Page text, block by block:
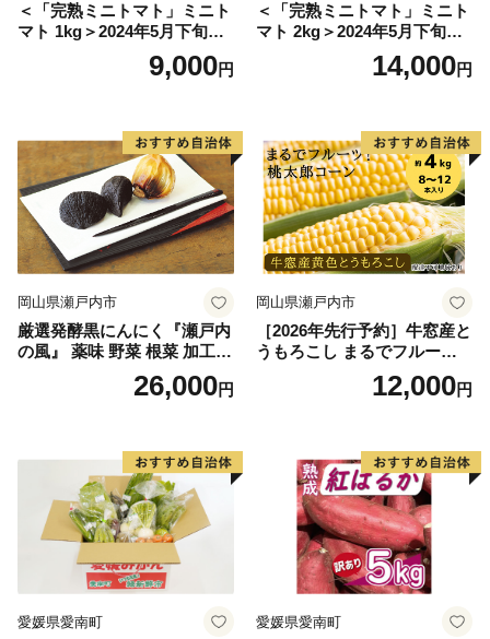
＜「完熟ミニトマト」ミニト
マト 1kg＞2024年5月下旬迄
に順次出荷 野菜ソムリエサ
ミット アルル・リリカ共に
県 高鍋町産 産地直送 有機肥
料使用 高糖度 西森農園
9,000円
＜「完熟ミニトマト」ミニト
マト 2kg＞2024年5月下旬迄
に順次出荷 野菜ソムリエサ
ミット アルル・リリカ共に
県 高鍋町産 産地直送 有機肥
料使用 高糖度 西森農園
14,000円
岡山県瀬戸内市
厳選発酵黒にんにく『瀬戸内
の風』 薬味 野菜 根菜 加工食
26,000円
岡山県瀬戸内市
［2026年先行予約］牛窓産と
うもろこし まるでフルー
ツ！最高糖度25度超え 生で
甘い、茹でて美味い！ 黄色
12,000円
愛媛県愛南町 愛媛県愛南町